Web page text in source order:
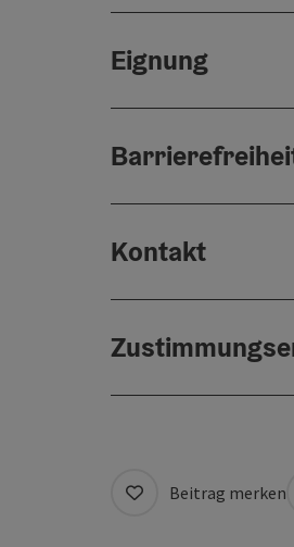
Eignung
Kontakt
Beitrag merken